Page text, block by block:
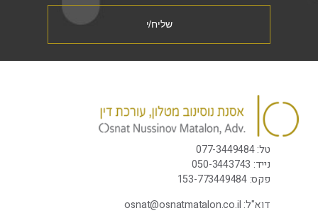
טל:077-3449484
נייד:
050-3443743
פקס:153-773449484
דוא"ל: osnat@osnatmatalon.co.il